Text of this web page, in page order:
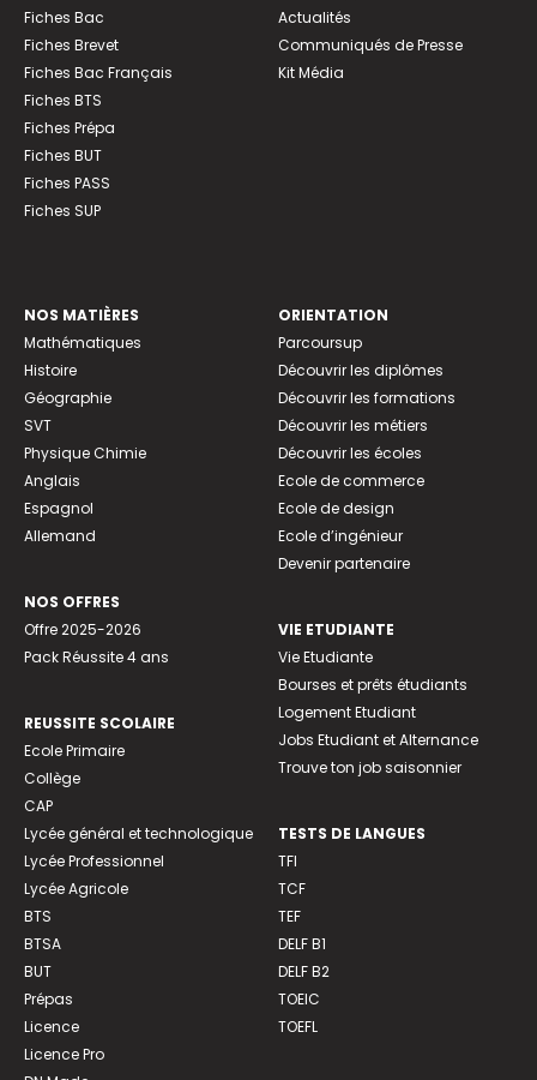
Fiches Bac
Fiches Brevet
Fiches Bac Français
Fiches BTS
Fiches Prépa
Fiches BUT
Fiches PASS
Fiches SUP
Actualités
Communiqués de Presse
Kit Média
NOS MATIÈRES
Mathématiques
Histoire
Géographie
SVT
Physique Chimie
Anglais
Espagnol
Allemand
NOS OFFRES
Offre 2025-2026
Pack Réussite 4 ans
REUSSITE SCOLAIRE
Ecole Primaire
Collège
CAP
Lycée général et technologique
Lycée Professionnel
Lycée Agricole
BTS
BTSA
BUT
Prépas
Licence
Licence Pro
ORIENTATION
Parcoursup
Découvrir les diplômes
Découvrir les formations
Découvrir les métiers
Découvrir les écoles
Ecole de commerce
Ecole de design
Ecole d’ingénieur
Devenir partenaire
VIE ETUDIANTE
Vie Etudiante
Bourses et prêts étudiants
Logement Etudiant
Jobs Etudiant et Alternance
Trouve ton job saisonnier
TESTS DE LANGUES
TFI
TCF
TEF
DELF B1
DELF B2
TOEIC
TOEFL